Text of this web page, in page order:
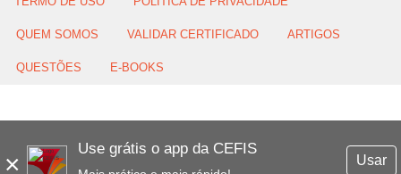
×
Use grátis o app da CEFIS
Usar
QUEM SOMOS VALIDAR CERTIFICADO ARTIGOS
QUESTÕES E-BOOKS